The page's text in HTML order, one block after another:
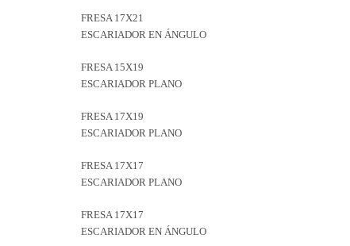
FRESA 17X21
ESCARIADOR EN ÁNGULO
FRESA 15X19
ESCARIADOR PLANO
FRESA 17X19
ESCARIADOR PLANO
FRESA 17X17
ESCARIADOR PLANO
FRESA 17X17
ESCARIADOR EN ÁNGULO